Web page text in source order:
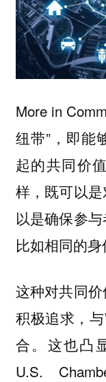
More in
纽带”，即能
起的共同价
样，既可以
以是确保参
比如相同的身
这种对共同
积极追求，
合。这也凸
U.S.